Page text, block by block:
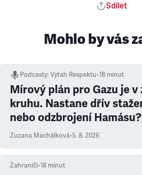
Sdílet
Mohlo by vás
Podcasty:Výtah Respektu•18 minut
Mírový plán pro Gazu je v
kruhu. Nastane dřív
nebo odzbrojení Hamásu?
Zuzana Machálková•5. 8. 2026
Zahraničí•18 minut